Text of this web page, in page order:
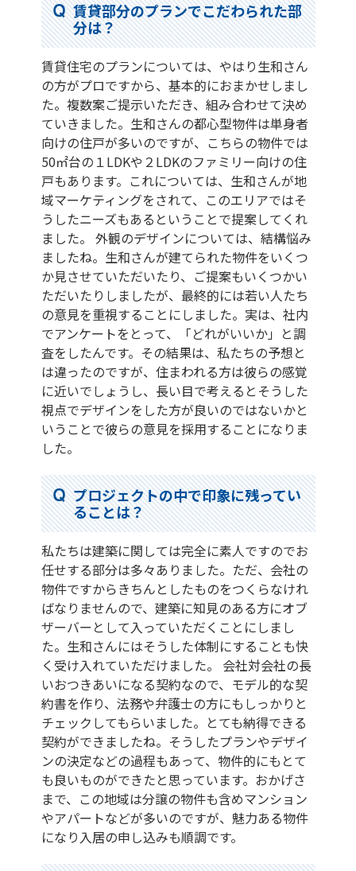
賃貸部分のプランでこだわられた部
分は？
賃貸住宅のプランについては、やはり生和さん
の方がプロですから、基本的におまかせしまし
た。複数案ご提示いただき、組み合わせて決め
ていきました。生和さんの都心型物件は単身者
向けの住戸が多いのですが、こちらの物件では
50㎡台の１LDKや２LDKのファミリー向けの住
戸もあります。これについては、生和さんが地
域マーケティングをされて、このエリアではそ
うしたニーズもあるということで提案してくれ
ました。 外観のデザインについては、結構悩み
ましたね。生和さんが建てられた物件をいくつ
か見させていただいたり、ご提案もいくつかい
ただいたりしましたが、最終的には若い人たち
の意見を重視することにしました。実は、社内
でアンケートをとって、「どれがいいか」と調
査をしたんです。その結果は、私たちの予想と
は違ったのですが、住まわれる方は彼らの感覚
に近いでしょうし、長い目で考えるとそうした
視点でデザインをした方が良いのではないかと
いうことで彼らの意見を採用することになりま
した。
プロジェクトの中で印象に残ってい
ることは？
私たちは建築に関しては完全に素人ですのでお
任せする部分は多々ありました。ただ、会社の
物件ですからきちんとしたものをつくらなけれ
ばなりませんので、建築に知見のある方にオブ
ザーバーとして入っていただくことにしまし
た。生和さんにはそうした体制にすることも快
く受け入れていただけました。 会社対会社の長
いおつきあいになる契約なので、モデル的な契
約書を作り、法務や弁護士の方にもしっかりと
チェックしてもらいました。とても納得できる
契約ができましたね。そうしたプランやデザイ
ンの決定などの過程もあって、物件的にもとて
も良いものができたと思っています。おかげさ
まで、この地域は分譲の物件も含めマンション
やアパートなどが多いのですが、魅力ある物件
になり入居の申し込みも順調です。